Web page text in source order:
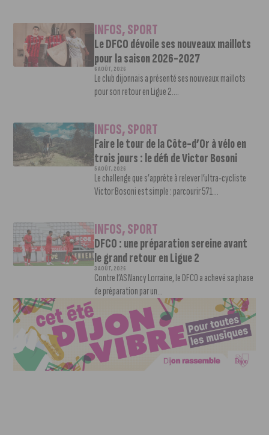
INFOS,SPORT
Le DFCO dévoile ses nouveaux maillots
pour la saison 2026-2027
6 AOÛT, 2026
Le club dijonnais a présenté ses nouveaux maillots
pour son retour en Ligue 2....
INFOS,SPORT
Faire le tour de la Côte-d’Or à vélo en
trois jours : le défi de Victor Bosoni
5 AOÛT, 2026
Le challenge que s’apprête à relever l’ultra-cycliste
Victor Bosoni est simple : parcourir 571...
INFOS,SPORT
DFCO : une préparation sereine avant
le grand retour en Ligue 2
3 AOÛT, 2026
Contre l’AS Nancy Lorraine, le DFCO a achevé sa phase
de préparation par un...